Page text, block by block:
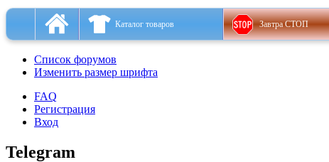
Каталог товаров Завтра СТОП
Список форумов
Изменить размер шрифта
FAQ
Регистрация
Вход
Telegram